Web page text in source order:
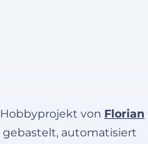
von Florian
gebastelt, automatisiert